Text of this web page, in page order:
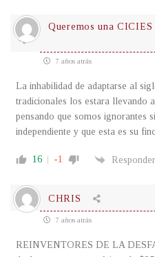
Queremos una
7 años atrás
La inhabilidad de adaptarse al
tradicionales los estara llevando
pensando que somos ignorantes
independiente y que esta es su
16 -1 Responder
CHRIS
7 años atrás
REINVENTORES DE LA